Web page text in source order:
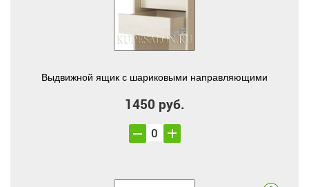
Выдвижной ящик с шариковыми направляющими
1450 руб.